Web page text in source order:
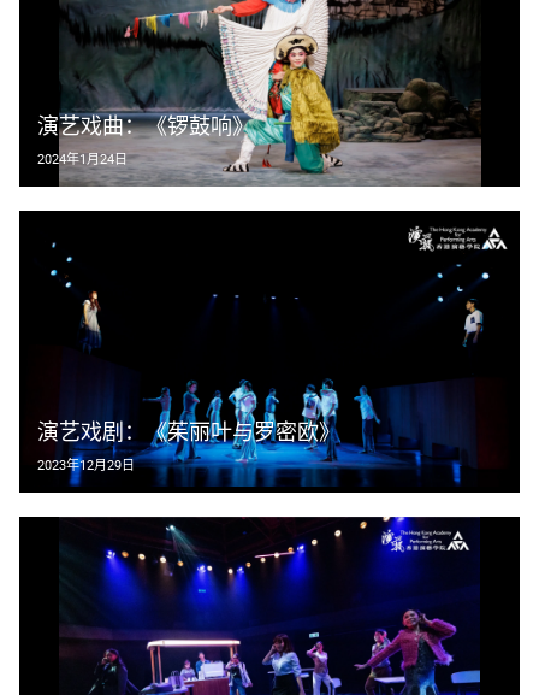
演艺戏曲：《锣鼓响》
2024年1月24日
演艺戏剧：《茱丽叶与罗密欧》
2023年12月29日